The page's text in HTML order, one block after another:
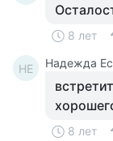
8 лет
НЕ Надежда
8 лет